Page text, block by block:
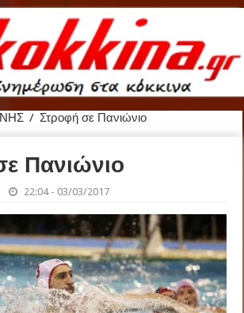
/ Στροφή σε Πανιώνιο
Πανιώνιο
22:04 - 03/03/2017